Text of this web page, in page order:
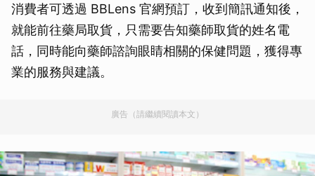
消費者可透過 BBLens 官網預訂，收到簡訊通知後，
就能前往藥局取貨，只需要告知藥師取貨的姓名電
話，同時能向藥師諮詢眼睛相關的保健問題，獲得專
業的服務與建議。
廣告（請繼續閱讀本文）